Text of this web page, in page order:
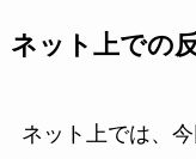
ネット上での
ネット上では、